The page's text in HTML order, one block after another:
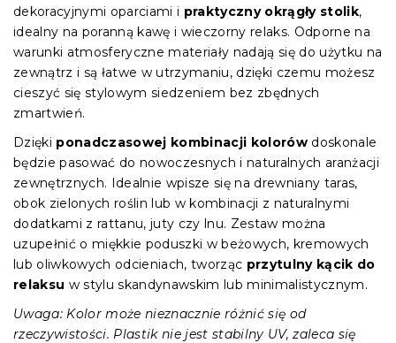
dekoracyjnymi oparciami i praktyczny okrągły stolik,
idealny na poranną kawę i wieczorny relaks. Odporne na
warunki atmosferyczne materiały nadają się do użytku na
zewnątrz i są łatwe w utrzymaniu, dzięki czemu możesz
cieszyć się stylowym siedzeniem bez zbędnych
zmartwień.
Dzięki ponadczasowej kombinacji kolorów doskonale
będzie pasować do nowoczesnych i naturalnych aranżacji
zewnętrznych. Idealnie wpisze się na drewniany taras,
obok zielonych roślin lub w kombinacji z naturalnymi
dodatkami z rattanu, juty czy lnu. Zestaw można
uzupełnić o miękkie poduszki w beżowych, kremowych
lub oliwkowych odcieniach, tworząc przytulny kącik do
relaksu w stylu skandynawskim lub minimalistycznym.
Uwaga: Kolor może nieznacznie różnić się od
rzeczywistości. Plastik nie jest stabilny UV, zaleca się